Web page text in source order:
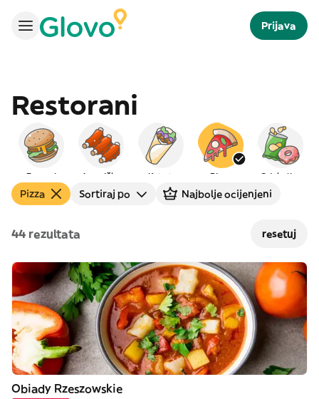
Prijava
Restorani
Burgeri Američka Kebab Pizza Grickalice
Pizza Sortiraj po Najbolje ocijenjeni
44 rezultata resetuj
Obiady Rzeszowskie